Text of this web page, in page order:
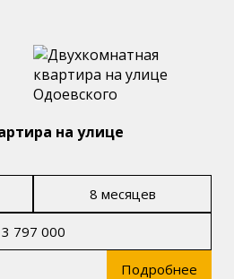
на улице
8 месяцев
3 797 000
Подробнее